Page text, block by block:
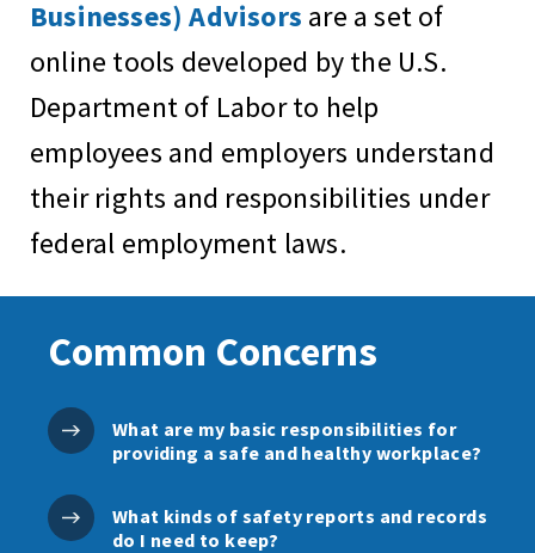
Businesses) Advisors are a set of
online tools developed by the U.S.
Department of Labor to help
employees and employers understand
their rights and responsibilities under
federal employment laws.
Common Concerns
What are my basic responsibilities for
providing a safe and healthy workplace?
What kinds of safety reports and records
do I need to keep?